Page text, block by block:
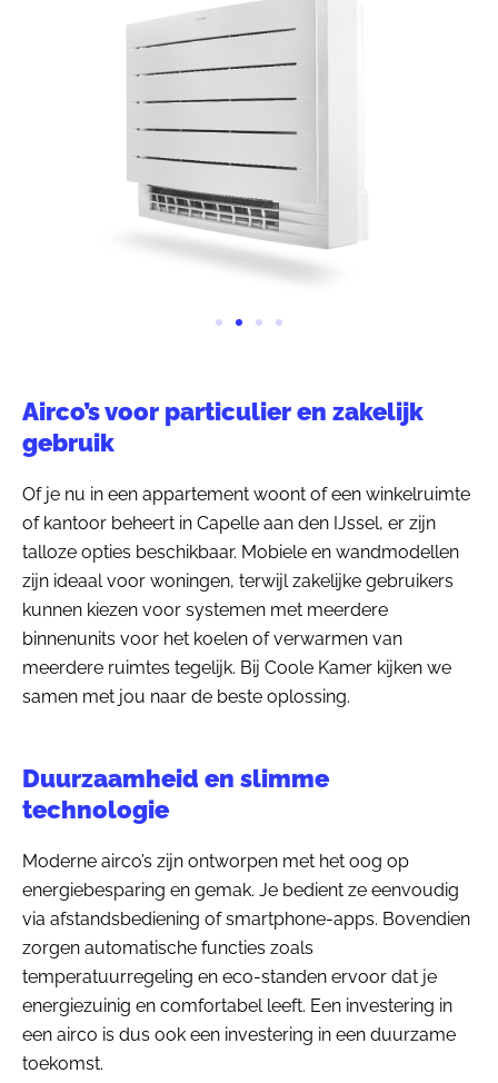
Airco’s voor particulier en zakelijk
gebruik
Of je nu in een appartement woont of een winkelruimte
of kantoor beheert in Capelle aan den IJssel, er zijn
talloze opties beschikbaar. Mobiele en wandmodellen
zijn ideaal voor woningen, terwijl zakelijke gebruikers
kunnen kiezen voor systemen met meerdere
binnenunits voor het koelen of verwarmen van
meerdere ruimtes tegelijk. Bij Coole Kamer kijken we
samen met jou naar de beste oplossing.
Duurzaamheid en slimme
technologie
Moderne airco’s zijn ontworpen met het oog op
energiebesparing en gemak. Je bedient ze eenvoudig
via afstandsbediening of smartphone-apps. Bovendien
zorgen automatische functies zoals
temperatuurregeling en eco-standen ervoor dat je
energiezuinig en comfortabel leeft. Een investering in
een airco is dus ook een investering in een duurzame
toekomst.